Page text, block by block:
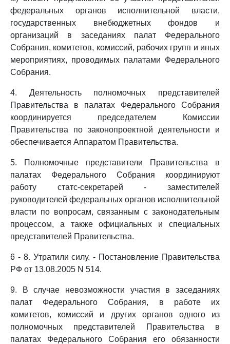
федеральных органов исполнительной власти,
государственных внебюджетных фондов и
организаций в заседаниях палат Федерального
Собрания, комитетов, комиссий, рабочих групп и иных
мероприятиях, проводимых палатами Федерального
Собрания.
4. Деятельность полномочных представителей
Правительства в палатах Федерального Собрания
координируется председателем Комиссии
Правительства по законопроектной деятельности и
обеспечивается Аппаратом Правительства.
5. Полномочные представители Правительства в
палатах Федерального Собрания координируют
работу статс-секретарей - заместителей
руководителей федеральных органов исполнительной
власти по вопросам, связанным с законодательным
процессом, а также официальных и специальных
представителей Правительства.
6 - 8. Утратили силу. - Постановление Правительства
РФ от 13.08.2005 N 514.
9. В случае невозможности участия в заседаниях
палат Федерального Собрания, в работе их
комитетов, комиссий и других органов одного из
полномочных представителей Правительства в
палатах Федерального Собрания его обязанности